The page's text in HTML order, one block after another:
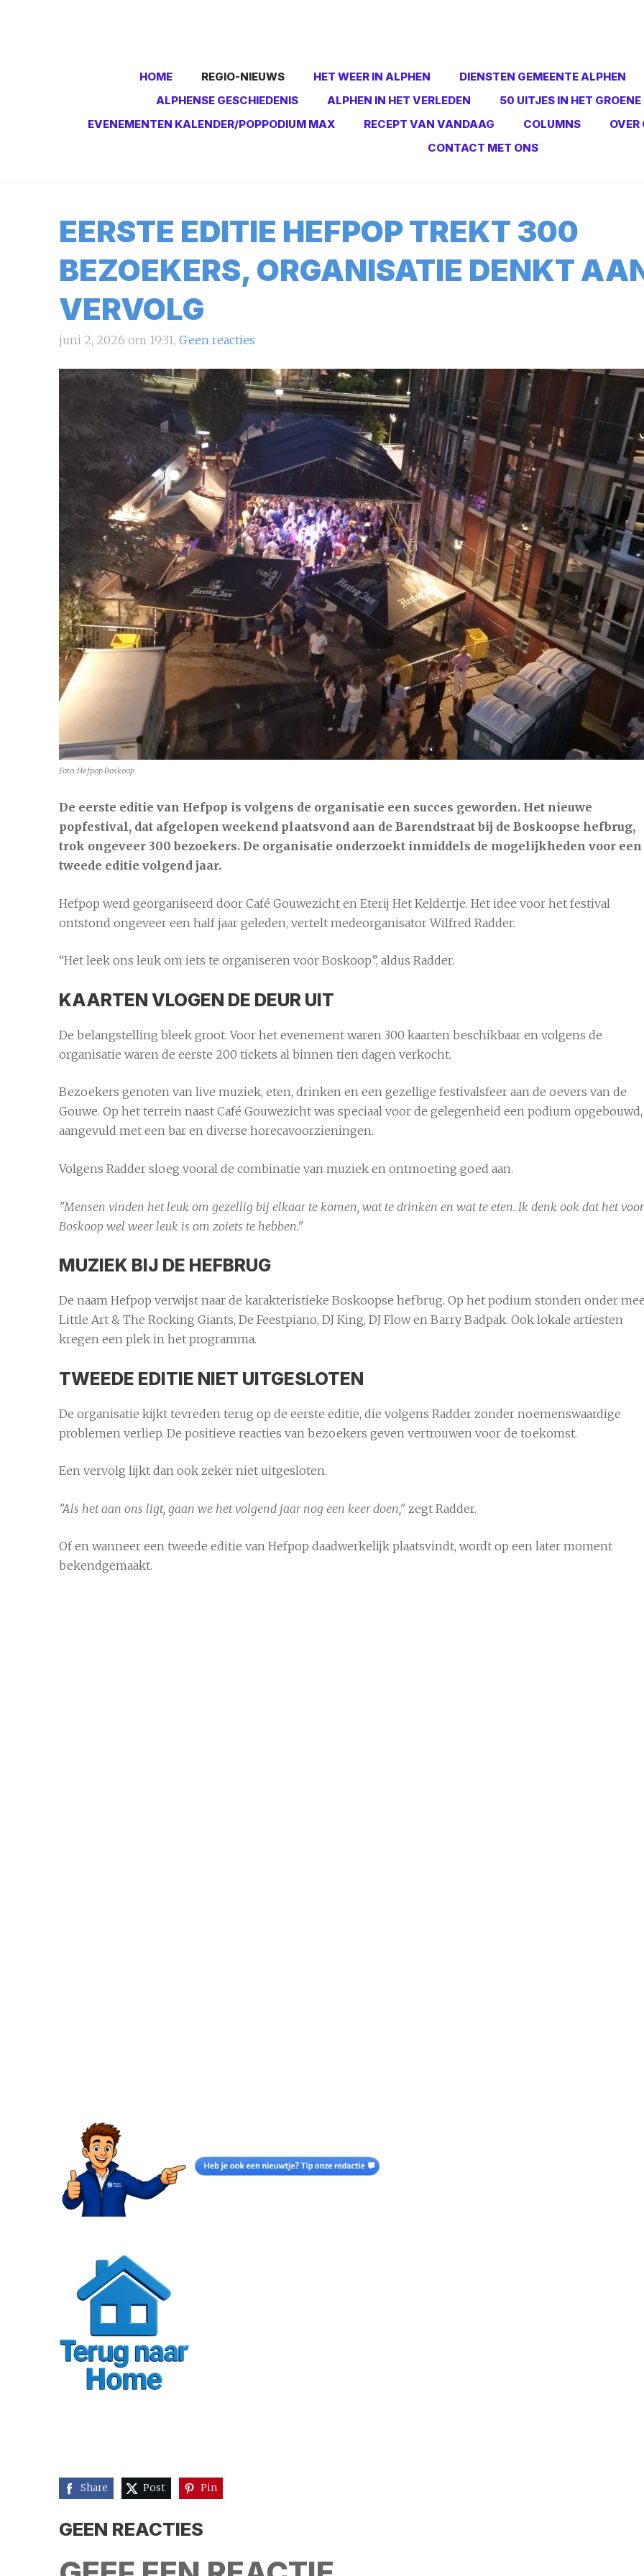
HOME REGIO-NIEUWS HET WEER IN ALPHEN
DIENSTEN GEMEENTE ALPHEN
ALPHENSE GESCHIEDENIS
ALPHEN IN HET VERLEDEN
50 UITJES IN HET
EVENEMENTEN KALENDER/POPPODIUM MAX
RECEPT VAN VANDAAG COLUMNS
OVER
CONTACT MET ONS
EERSTE EDITIE HEFPOP TREKT 300
BEZOEKERS, ORGANISATIE DENKT
VERVOLG
juni 2, 2026 om 19:31, Geen reacties
Foto: Hefpop Boskoop
De eerste editie van Hefpop is volgens de organisatie een succes geworden. Het nieuwe
popfestival, dat afgelopen weekend plaatsvond aan de Barendstraat bij de Boskoopse hefbrug,
trok ongeveer 300 bezoekers. De organisatie onderzoekt inmiddels de mogelijkheden voor een
tweede editie volgend jaar.
Hefpop werd georganiseerd door Café Gouwezicht en Eterij Het Keldertje. Het idee voor het festival
ontstond ongeveer een half jaar geleden, vertelt medeorganisator Wilfred Radder.
“Het leek ons leuk om iets te organiseren voor Boskoop”, aldus Radder.
KAARTEN VLOGEN DE DEUR UIT
De belangstelling bleek groot. Voor het evenement waren 300 kaarten beschikbaar en volgens de
organisatie waren de eerste 200 tickets al binnen tien dagen verkocht.
Bezoekers genoten van live muziek, eten, drinken en een gezellige festivalsfeer aan de oevers van de
Gouwe. Op het terrein naast Café Gouwezicht was speciaal voor de gelegenheid een podium opgebouwd,
aangevuld met een bar en diverse horecavoorzieningen.
Volgens Radder sloeg vooral de combinatie van muziek en ontmoeting goed aan.
"Mensen vinden het leuk om gezellig bij elkaar te komen, wat te drinken en wat te eten. Ik denk ook dat het voor
Boskoop wel weer leuk is om zoiets te hebben."
MUZIEK BIJ DE HEFBRUG
De naam Hefpop verwijst naar de karakteristieke Boskoopse hefbrug. Op het podium stonden onder
Little Art & The Rocking Giants, De Feestpiano, DJ King, DJ Flow en Barry Badpak. Ook lokale artiesten
kregen een plek in het programma.
TWEEDE EDITIE NIET UITGESLOTEN
De organisatie kijkt tevreden terug op de eerste editie, die volgens Radder zonder noemenswaardige
problemen verliep. De positieve reacties van bezoekers geven vertrouwen voor de toekomst.
Een vervolg lijkt dan ook zeker niet uitgesloten.
"Als het aan ons ligt, gaan we het volgend jaar nog een keer doen," zegt Radder.
Of en wanneer een tweede editie van Hefpop daadwerkelijk plaatsvindt, wordt op een later moment
bekendgemaakt.
Share Post Pin
GEEN REACTIES